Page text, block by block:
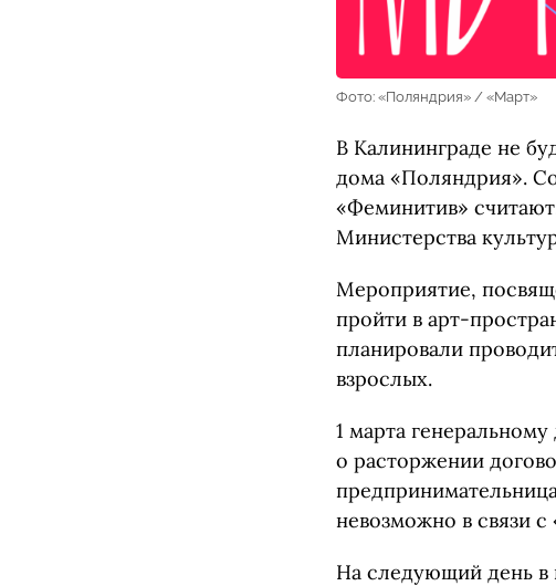
Фото: «Поляндрия» / «Март»
В Калининграде не
дома «Поляндрия».
«Феминитив»
Министерства
Мероприятие,
пройти в арт-
планировали
взрослых.
1 марта
о расторжении
невозможно в связи
На следующий день в